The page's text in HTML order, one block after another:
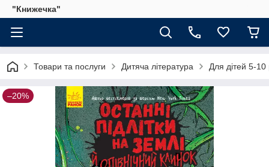
"Книжечка"
Товари та послуги Дитяча література Для дітей 5-10
–20%